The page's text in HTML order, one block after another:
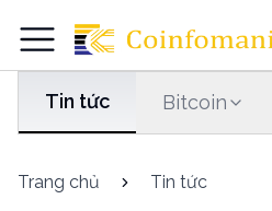
Tin tức Bitcoin
Trang chủ Tin tức